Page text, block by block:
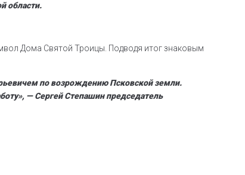
области.
Дома Святой Троицы. Подводя итог знаковым
по возрождению Псковской земли.
— Сергей Степашин председатель